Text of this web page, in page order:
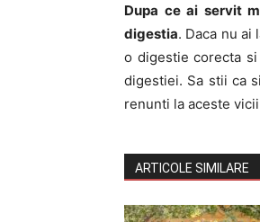
Dupa ce ai servit
digestia. Daca nu ai
o digestie corecta
digestiei. Sa stii ca
renunti la aceste
ARTICOLE SIMILARE